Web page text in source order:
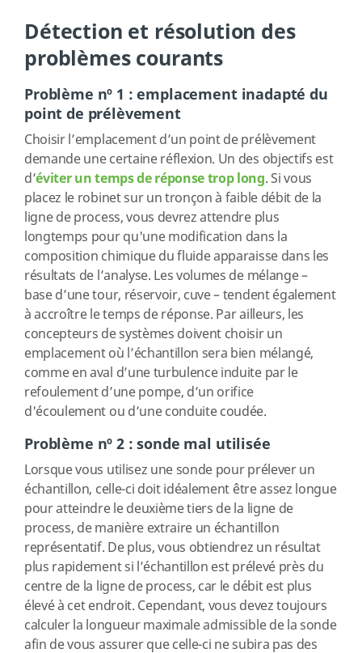
Détection et résolution des
problèmes courants
Problème nº 1 : emplacement inadapté du
point de prélèvement
Choisir l’emplacement d’un point de prélèvement
demande une certaine réflexion. Un des objectifs est
d’éviter un temps de réponse trop long. Si vous
placez le robinet sur un tronçon à faible débit de la
ligne de process, vous devrez attendre plus
longtemps pour qu'une modification dans la
composition chimique du fluide apparaisse dans les
résultats de l’analyse. Les volumes de mélange –
base d’une tour, réservoir, cuve – tendent également
à accroître le temps de réponse. Par ailleurs, les
concepteurs de systèmes doivent choisir un
emplacement où l’échantillon sera bien mélangé,
comme en aval d’une turbulence induite par le
refoulement d’une pompe, d’un orifice
d'écoulement ou d’une conduite coudée.
Problème nº 2 : sonde mal utilisée
Lorsque vous utilisez une sonde pour prélever un
échantillon, celle-ci doit idéalement être assez longue
pour atteindre le deuxième tiers de la ligne de
process, de manière extraire un échantillon
représentatif. De plus, vous obtiendrez un résultat
plus rapidement si l’échantillon est prélevé près du
centre de la ligne de process, car le débit est plus
élevé à cet endroit. Cependant, vous devez toujours
calculer la longueur maximale admissible de la sonde
afin de vous assurer que celle-ci ne subira pas des